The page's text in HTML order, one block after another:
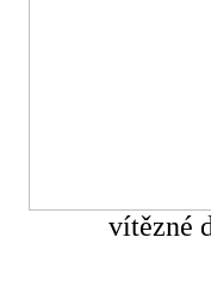
vítězné